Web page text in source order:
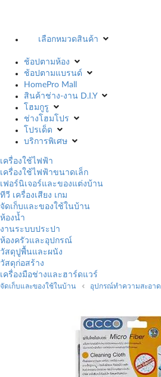
เลือกหมวดสินค้า
ช้อปตามห้อง
ช้อปตามแบรนด์
HomePro Mall
สินค้าช่าง-งาน D.I.Y
โฮมกูรู
ช่างโฮมโปร
โปรเด็ด
บริการพิเศษ
เครื่องใช้ไฟฟ้า
เครื่องใช้ไฟฟ้าขนาดเล็ก
เฟอร์นิเจอร์และของแต่งบ้าน
ทีวี เครื่องเสียง เกม
จัดเก็บและของใช้ในบ้าน
ห้องน้ำ
งานระบบประปา
ห้องครัวและอุปกรณ์
วัสดุปูพื้นและผนัง
วัสดุก่อสร้าง
เครื่องมือช่างและฮาร์ดแวร์
จัดเก็บและของใช้ในบ้าน อุปกรณ์ทำความสะอาด